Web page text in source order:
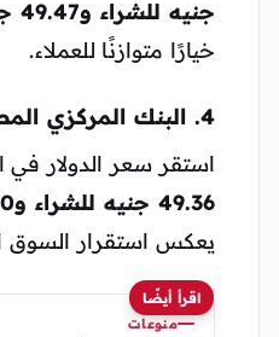
جنيه للشراء و49.47 جنيه للبيع
خيارًا متوازنًا للعملاء.
4. البنك المركزي المصري
استقر سعر الدولار في
49.36 جنيه للشراء و49.50 جنيه للبيع
يعكس استقرار السوق
اقرأ أيضًا
منوعات